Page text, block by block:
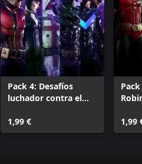
Pack 4: Desafíos
luchador contra el
1,99 €
1,99